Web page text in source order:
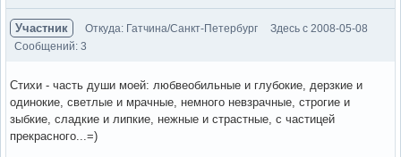
Участник Откуда: Гатчина/Санкт-Петербург
Здесь с 2008-05-08
Сообщений: 3
Стихи - часть души моей: любвеобильные и глубокие, дерзкие и
одинокие, светлые и мрачные, немного невзрачные, строгие и
зыбкие, сладкие и липкие, нежные и страстные, с частицей
прекрасного...=)